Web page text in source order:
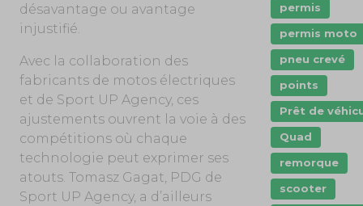
désavantage ou avantage
injustifié.
Avec la collaboration des
fabricants de motos électriques
et de Sport UP Agency, ces
ajustements ouvrent la voie à des
compétitions où chaque
technologie peut exprimer ses
atouts. Tomasz Gagat, PDG de
Sport UP Agency, a d’ailleurs
permis
permis moto
pneu crevé
points
Prêt de
Quad
remorque
scooter